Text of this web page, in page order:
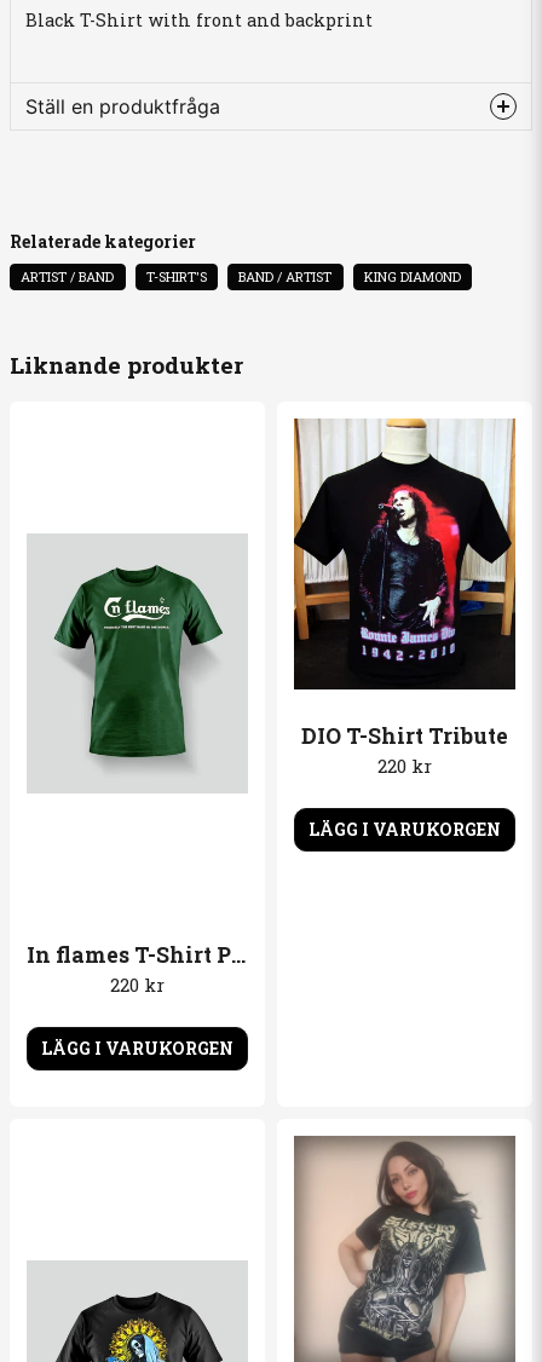
Black T-Shirt with front and backprint
Ställ en produktfråga
name
Namn
Ja, ni får publicera min fråga
Skicka fråga
Liknande produkter
In flames T-Shirt Probably the best band in the world
220 kr
LÄGG I VARUKORGEN
DIO T-Shirt Tribute
220 kr
LÄGG I VARUKORGEN
Relaterade kategorier
ARTIST / BAND T-SHIRT'S BAND / ARTIST KING DIAMOND